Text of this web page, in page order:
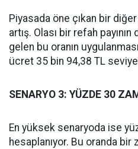
Piyasada öne çıkan bir
artış. Olası bir refah
gelen bu oranın
ücret 35 bin 94,38 TL
SENARYO 3: YÜZDE 30
En yüksek senaryoda ise
hesaplanıyor. Bu oranda bir